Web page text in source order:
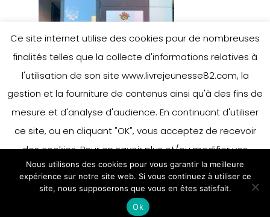
Ce site internet utilise des cookies pour de nombreuses
finalités telles que la collecte d'informations relatives à
l'utilisation de son site www.livrejeunesse82.com, la
gestion et la fourniture de contenus ainsi qu'à des fins de
mesure et d'analyse d'audience. En continuant d'utiliser
ce site, ou en cliquant "OK", vous acceptez de recevoir
des cookies. Pour en savoir plus et/ou modifier vos
préférences en matière de cookies, merci de vous référer
à notre politique sur les cookies.
Accepter
En savoir plus
Nous utilisons des cookies pour vous garantir la meilleure
expérience sur notre site web. Si vous continuez à utiliser ce
site, nous supposerons que vous en êtes satisfait.
Ok